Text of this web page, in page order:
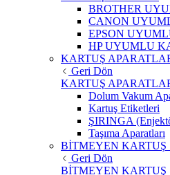
BROTHER
CANON
EPSON
HP UYUMLU
KARTUŞ
Geri Dön
KARTUŞ
Dolum Vakum
Kartuş Etiketleri
ŞIRINGA
Taşıma Aparatları
BİTMEYEN KARTUŞ
Geri Dön
BİTMEYEN KARTUŞ